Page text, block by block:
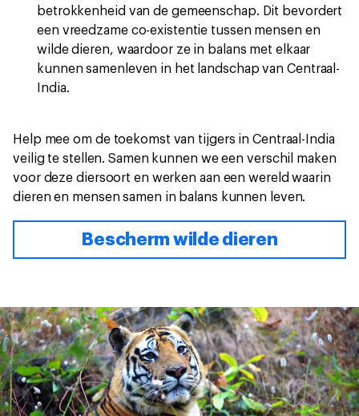
betrokkenheid van de gemeenschap. Dit bevordert
een vreedzame co-existentie tussen mensen en
wilde dieren, waardoor ze in balans met elkaar
kunnen samenleven in het landschap van Centraal-
India.
Help mee om de toekomst van tijgers in Centraal-India
veilig te stellen. Samen kunnen we een verschil maken
voor deze diersoort en werken aan een wereld waarin
dieren en mensen samen in balans kunnen leven.
Bescherm wilde dieren